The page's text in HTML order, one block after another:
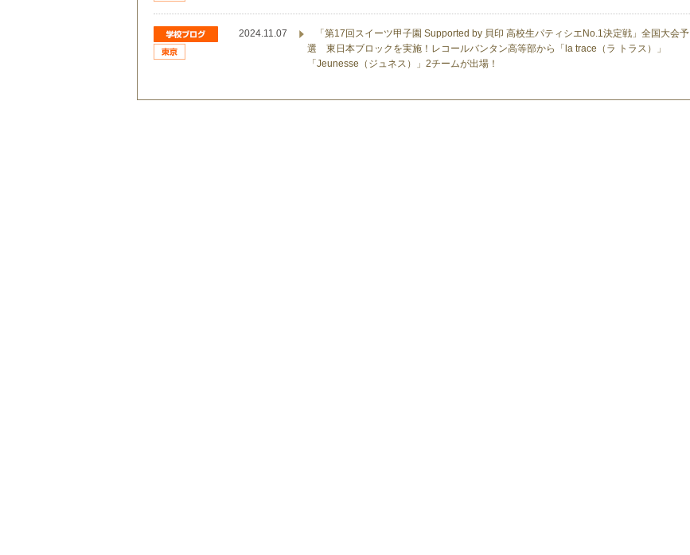
2024.11.07
「第17回スイーツ甲子園 Supported by 貝印 高校生パティシエNo.1決定戦」全国大会予
選 東日本ブロックを実施！レコールバンタン高等部から「la trace（ラ トラス）」
「Jeunesse（ジュネス）」2チームが出場！